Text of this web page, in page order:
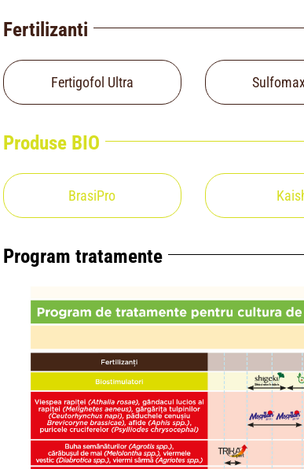
Fertilizanti
Fertigofol Ultra
Produse BIO
BrasiPro
Program tratamente